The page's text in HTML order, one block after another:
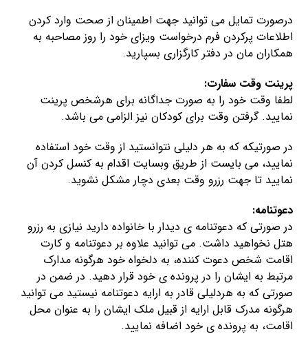
درصورت تمایل می توانید جهت اطمینان از صحت وارد کردن
اطلاعات پرکردن فرم درخواست ویزای خود را روز مصاحبه به
همکاران مان در دفتر کارگزاری بسپارید.
پرینت وقت سفارت:
لطفا وقت خود را به صورت جداگانه برای هرشخص پرینت
نمایید. گرفتن وقت برای کودکان نیز الزامی می باشد.
در صورتیکه که به هر دلیلی نتوانستید از وقت خود استفاده
نمایید، می بایست از طریق وبسایت اقدام به کنسل کردن آن
نمایید تا جهت رزرو وقت بعدی دچار مشکل نشوید.
دعوتنامه:
در صورتی که دعوتنامه ی دیدار با خانواده دارید نیازی به رزرو
هتل نخواهید داشت. می توانید علاوه بر دعوتنامه و کارت
اقامت شخص دعوت کننده، به دلخواه خود هرگونه مدارک
مرتبط به ایشان را در پرونده ی خود قرار دهید. در ضمن در
صورتی که به هردلیلی قادر به ارایه دعوتنامه نیستید می توانید
هرگونه مدرک قابل ارایه از قبیل ملک ایشان را به عنوان محل
اقامت، به پرونده ی خود اضافه نمایید.